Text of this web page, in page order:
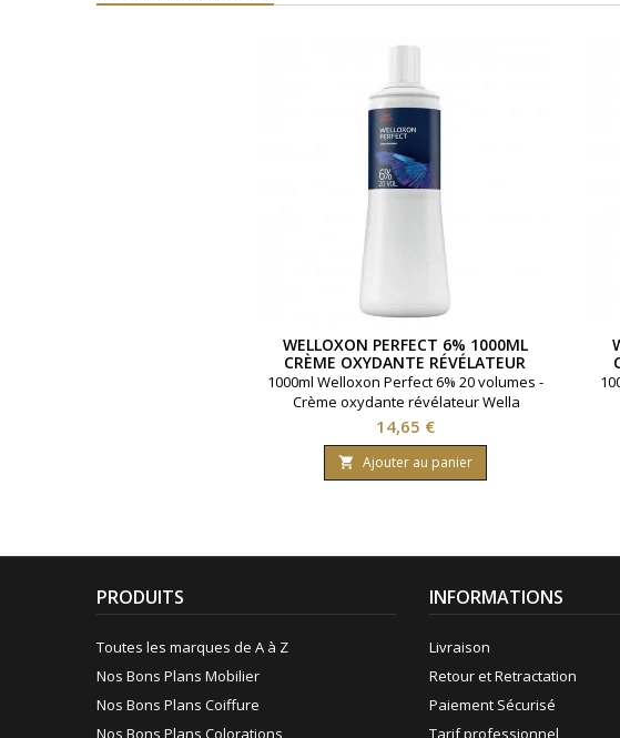
WELLOXON PERFECT 6% 1000ML
CRÈME OXYDANTE RÉVÉLATEUR
WELLA
1000ml Welloxon Perfect 6% 20 volumes -
Crème oxydante révélateur Wella
Prix
14,65 €
 Ajouter au panier
PRODUITS
Toutes les marques de A à Z
Nos Bons Plans Mobilier
Nos Bons Plans Coiffure
Nos Bons Plans Colorations
INFORMATIONS
Livraison
Retour et Retractation
Paiement Sécurisé
Tarif professionnel